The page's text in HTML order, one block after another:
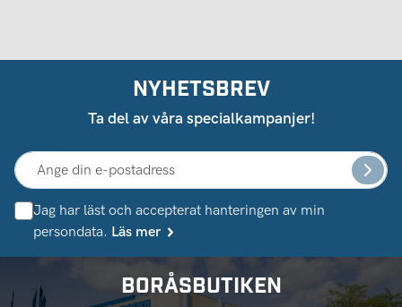
NYHETSBREV
Ta del av våra specialkampanjer!
Jag har läst och accepterat hanteringen av min
persondata. Läs mer
BORÅSBUTIKEN